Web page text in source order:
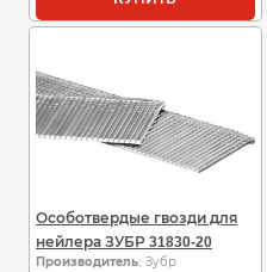
Особотвердые гвозди для
нейлера ЗУБР 31830-20
Производитель: Зубр